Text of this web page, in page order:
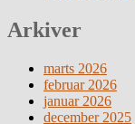
Arkiver
marts 2026
februar 2026
januar 2026
december 2025